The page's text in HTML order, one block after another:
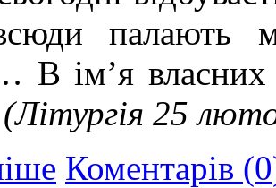
палають
В ім’я власних
(Літургія 25
Коментарів